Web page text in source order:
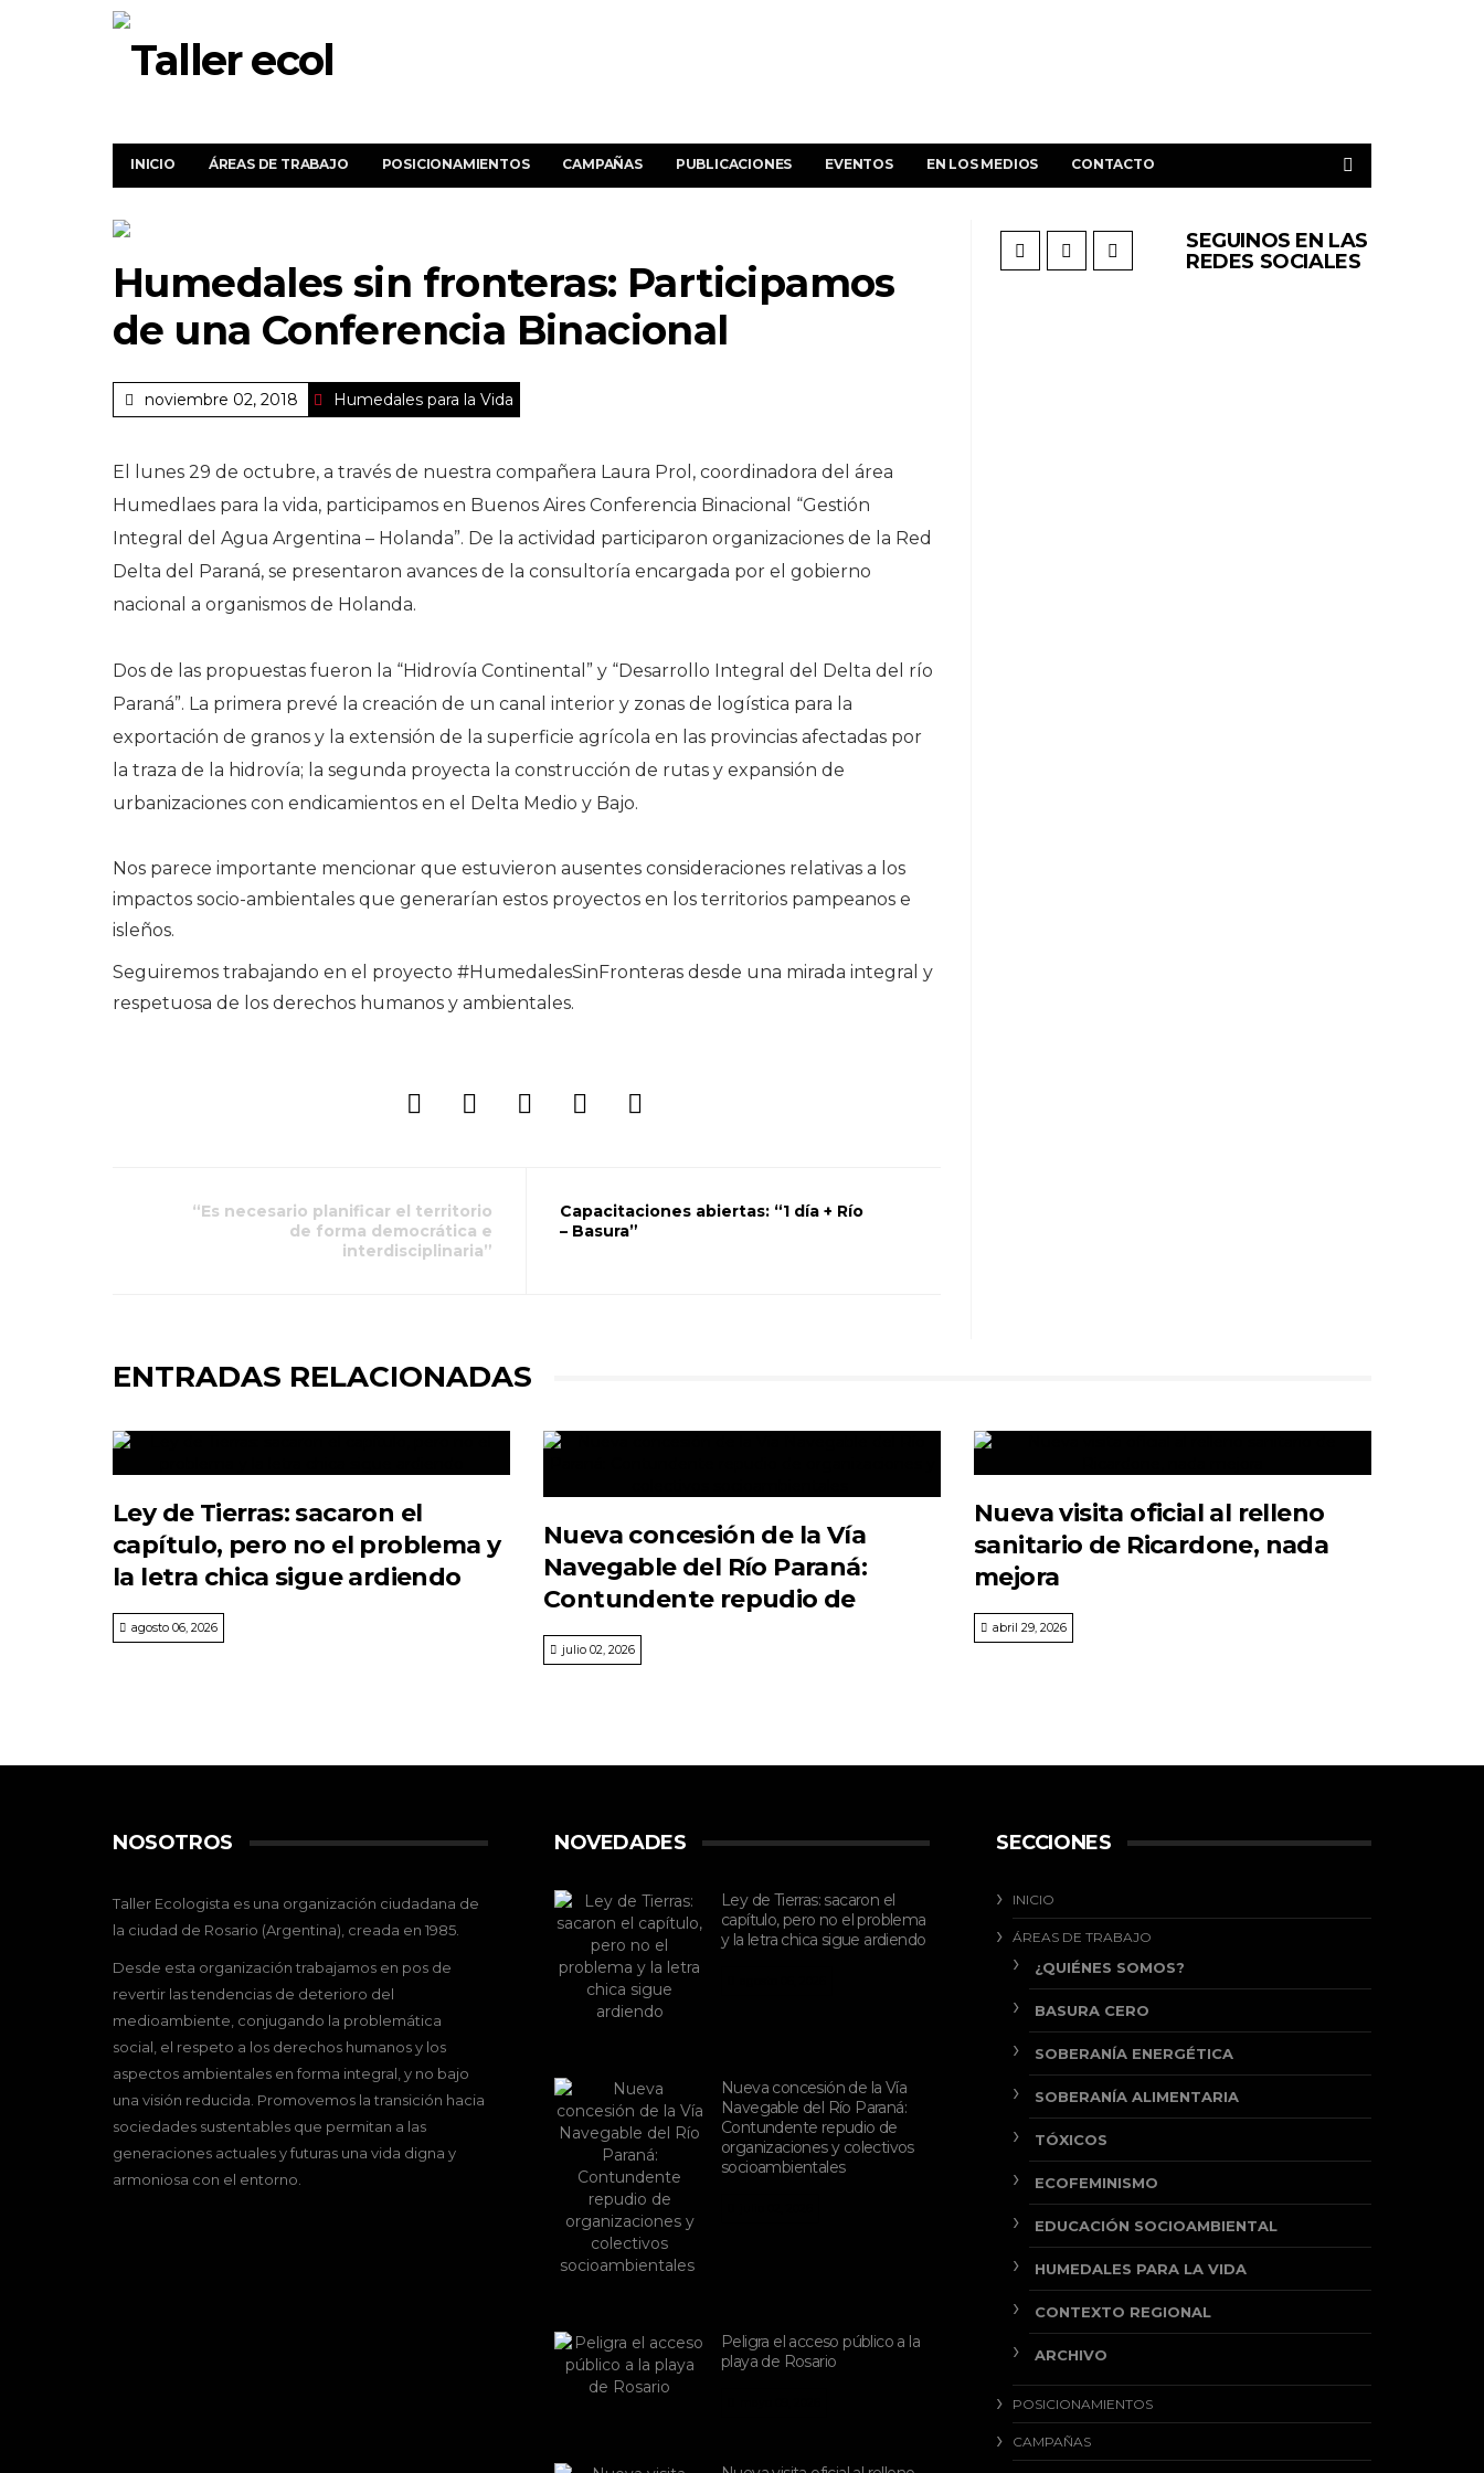
INICIO ÁREAS DE TRABAJO POSICIONAMIENTOS CAMPAÑAS PUBLICACIONES EVENTOS EN LOS MEDIOS CONTACTO
Humedales sin fronteras: Participamos
de una Conferencia Binacional
noviembre 02, 2018 Humedales para la Vida
El lunes 29 de octubre, a través de nuestra compañera Laura Prol, coordinadora del área
Humedlaes para la vida, participamos en Buenos Aires Conferencia Binacional “Gestión
Integral del Agua Argentina – Holanda”. De la actividad participaron organizaciones de la Red
Delta del Paraná, se presentaron avances de la consultoría encargada por el gobierno
nacional a organismos de Holanda.
Dos de las propuestas fueron la “Hidrovía Continental” y “Desarrollo Integral del Delta del río
Paraná”. La primera prevé la creación de un canal interior y zonas de logística para la
exportación de granos y la extensión de la superficie agrícola en las provincias afectadas por
la traza de la hidrovía; la segunda proyecta la construcción de rutas y expansión de
urbanizaciones con endicamientos en el Delta Medio y Bajo.
Nos parece importante mencionar que estuvieron ausentes consideraciones relativas a los
impactos socio-ambientales que generarían estos proyectos en los territorios pampeanos e
isleños.
Seguiremos trabajando en el proyecto #HumedalesSinFronteras desde una mirada integral y
respetuosa de los derechos humanos y ambientales.
“Es necesario planificar el territorio
de forma democrática e
interdisciplinaria”
Capacitaciones abiertas: “1 día + Río
– Basura”
SEGUINOS EN LAS
REDES SOCIALES
ENTRADAS RELACIONADAS
Ley de Tierras: sacaron el
capítulo, pero no el problema y
la letra chica sigue ardiendo
agosto 06, 2026
Nueva concesión de la Vía
Navegable del Río Paraná:
Contundente repudio de
organizaciones y colectivos
socioambientales
julio 02, 2026
Nueva visita oficial al relleno
sanitario de Ricardone, nada
mejora
abril 29, 2026
NOSOTROS
Taller Ecologista es una organización ciudadana de
la ciudad de Rosario (Argentina), creada en 1985.
Desde esta organización trabajamos en pos de
revertir las tendencias de deterioro del
medioambiente, conjugando la problemática
social, el respeto a los derechos humanos y los
aspectos ambientales en forma integral, y no bajo
una visión reducida. Promovemos la transición hacia
sociedades sustentables que permitan a las
generaciones actuales y futuras una vida digna y
armoniosa con el entorno.
NOVEDADES
Ley de Tierras: sacaron el
capítulo, pero no el problema
y la letra chica sigue ardiendo
Nueva concesión de la Vía
Navegable del Río Paraná:
Contundente repudio de
organizaciones y colectivos
socioambientales
Peligra el acceso público a la
playa de Rosario
SECCIONES
INICIO
ÁREAS DE TRABAJO
¿QUIÉNES SOMOS?
BASURA CERO
SOBERANÍA ENERGÉTICA
SOBERANÍA ALIMENTARIA
TÓXICOS
ECOFEMINISMO
EDUCACIÓN SOCIOAMBIENTAL
HUMEDALES PARA LA VIDA
CONTEXTO REGIONAL
ARCHIVO
POSICIONAMIENTOS
CAMPAÑAS